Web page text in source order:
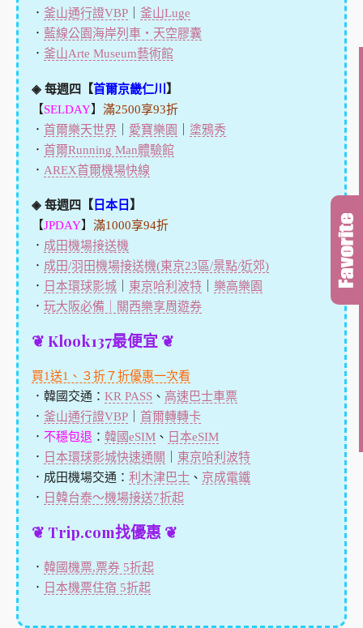
． 釜山通行證VBP｜ 釜山Luge
． 藍線公園海岸列車・天空膠囊
． 釜山Arte Museum藝術館
◈ 每週四【首爾京畿仁川 】
【SELDAY】 滿2500享93折
． 首爾樂天世界 愛寶樂園
塗鴉秀
． 首爾Running Man體驗館
． AREX首爾機場快線
◈ 每週四【日本日 】
【JPDAY】 滿1000享94折
． 成田機場接送機
． 成田/羽田機場接送機(東京23區/景點/近郊)
． 日本環球影城｜ 東京哈利波特｜ 樂高樂園
． 玩大阪必備｜關西樂享周遊券
❦ Klook137最便宜 ❦
買1送1、３折７折優惠一次看
．韓國交通： KR PASS、 高速巴士車票
． 釜山通行證VBP｜ 首爾轉轉卡
． 不穩包退 ： 韓國eSIM、 日本eSIM
． 日本環球影城快速通關
東京哈利波特
．成田機場交通： 利木津巴士、 京成電鐵
． 日韓台泰～機場接送7折起
❦ Trip.com找優惠 ❦
． 韓國機票,票券 5折起
． 日本機票住宿 5折起